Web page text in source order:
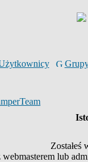
Zostałeś
webmasterem lub